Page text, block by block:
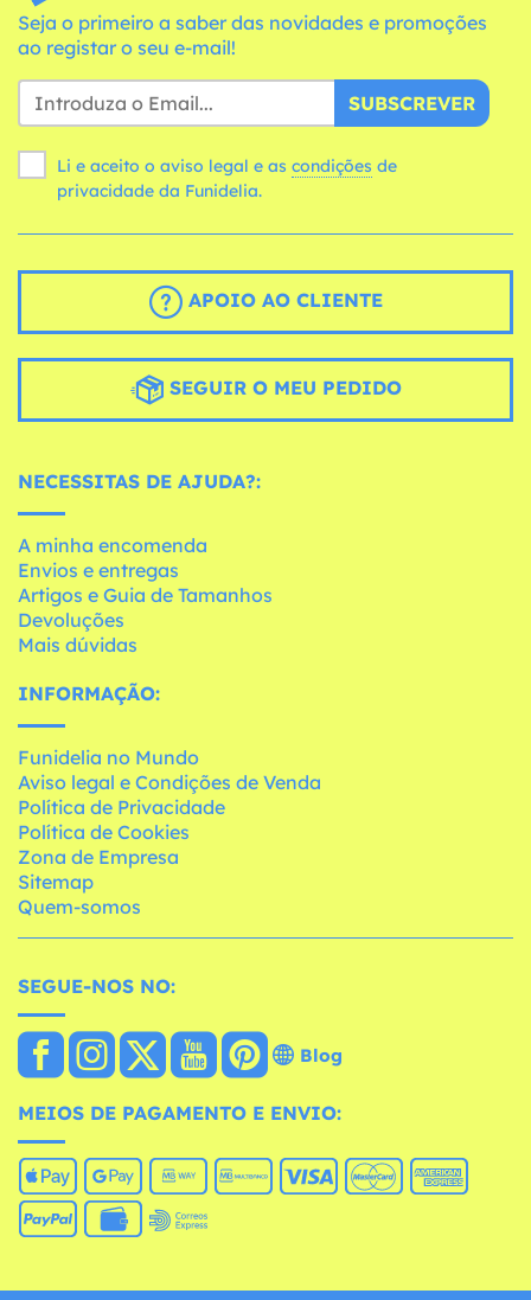
Seja o primeiro a saber das novidades e promoções
ao registar o seu e-mail!
SUBSCREVER
Li e aceito o aviso legal e as condições
privacidade da Funidelia.
APOIO AO CLIENTE
SEGUIR O MEU PEDIDO
NECESSITAS DE AJUDA?:
A minha encomenda
Envios e entregas
Artigos e Guia de Tamanhos
Devoluções
Mais dúvidas
INFORMAÇÃO:
Funidelia no Mundo
Aviso legal e Condições de Venda
Política de Privacidade
Política de Cookies
Zona de Empresa
Sitemap
Quem-somos
SEGUE-NOS NO:
Blog
MEIOS DE PAGAMENTO E ENVIO: